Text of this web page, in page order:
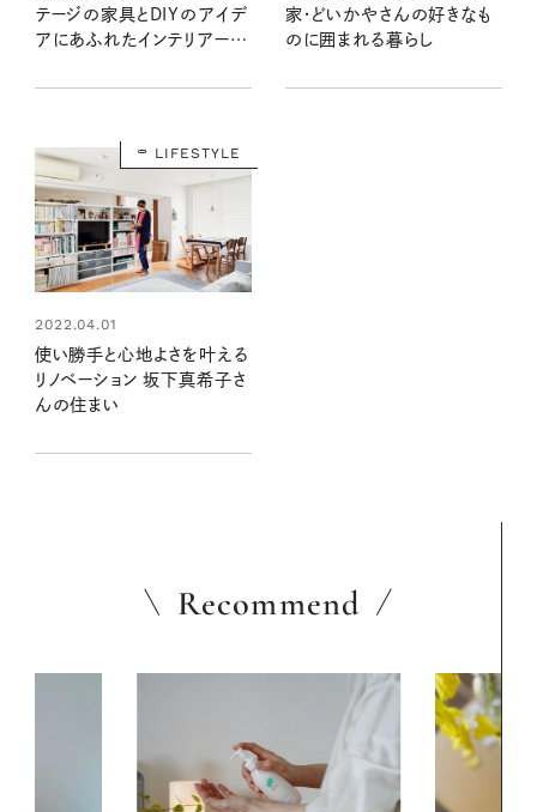
テージの家具とDIYのアイデ
アにあふれたインテリアー岡
家・どいかやさんの好きなも
のに囲まれる暮らし
LIFESTYLE
2022.04.01
使い勝手と心地よさを叶える
リノベーション 坂下真希子さ
んの住まい
Recommend